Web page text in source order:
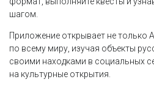
шагом.
Приложение открывает не только
по всему миру, изучая объекты
своими находками в социальных
на культурные открытия.